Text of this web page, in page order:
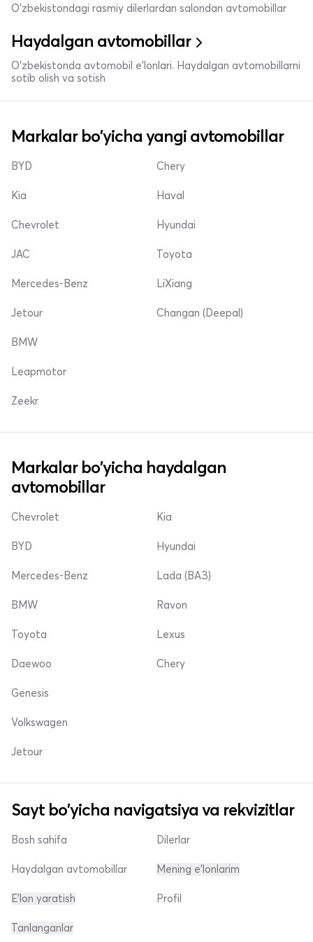
O'zbekistondagi rasmiy dilerlardan salondan avtomobillar
Haydalgan avtomobillar
O'zbekistonda avtomobil e’lonlari. Haydalgan avtomobillarni
sotib olish va sotish
Markalar bo'yicha yangi avtomobillar
BYD
Kia
Chevrolet
Chery
Haval
Hyundai
JAC
Mercedes-Benz
Jetour
Toyota
LiXiang
Changan (Deepal)
BMW
Leapmotor
Zeekr
Markalar bo'yicha haydalgan
avtomobillar
Chevrolet
BYD
Mercedes-Benz
Kia
Hyundai
Lada (ВАЗ)
BMW
Toyota
Daewoo
Ravon
Lexus
Chery
Genesis
Volkswagen
Jetour
Sayt bo'yicha navigatsiya va rekvizitlar
Bosh sahifa
Haydalgan avtomobillar
E'lon yaratish
Dilerlar
Mening e'lonlarim
Profil
Tanlanganlar